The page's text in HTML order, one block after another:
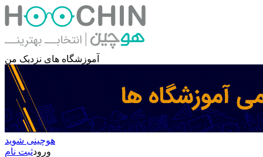
آموزشگاه های نزدیک من
هوچینی شوید
ورودثبت نام